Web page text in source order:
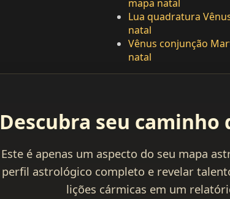
mapa natal
Lua quadratura
natal
Vênus conjunção
natal
Descubra seu
Este é apenas um aspecto do seu mapa
perfil astrológico completo e revelar
lições cármicas em um